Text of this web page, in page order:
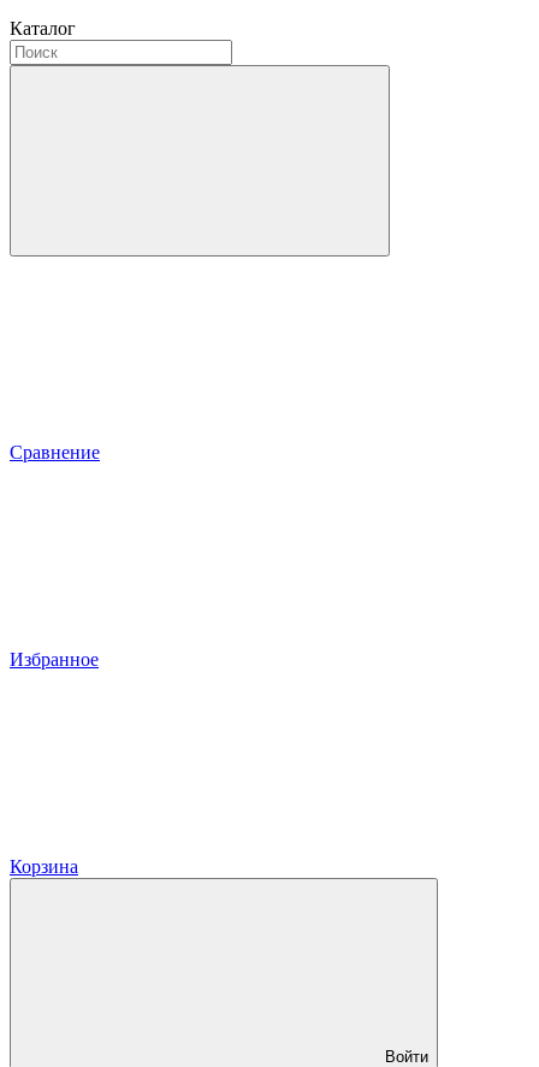
Каталог
Сравнение
Избранное
Корзина
Войти